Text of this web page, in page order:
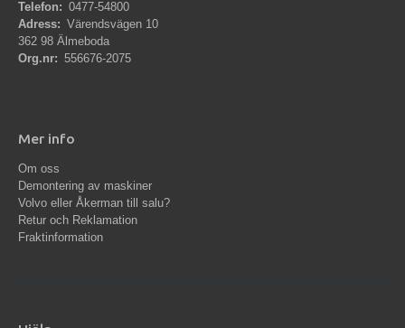
Telefon: 0477-54800
Adress: Värendsvägen 10
362 98 Älmeboda
Org.nr: 556676-2075
Mer info
Om oss
Demontering av maskiner
Volvo eller Åkerman till salu?
Retur och Reklamation
Fraktinformation